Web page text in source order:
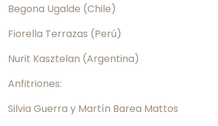
Begona Ugalde (Chile)
Fiorella Terrazas (Perú)
Nurit Kasztelan (Argentina)
Anfitriones:
Silvia Guerra y Martín Barea Mattos